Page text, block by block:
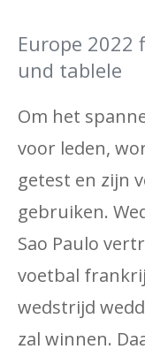
Europe 2022
und tablele
Om het
voor leden,
getest en zijn
gebruiken.
Sao Paulo
voetbal
wedstrijd
zal winnen.